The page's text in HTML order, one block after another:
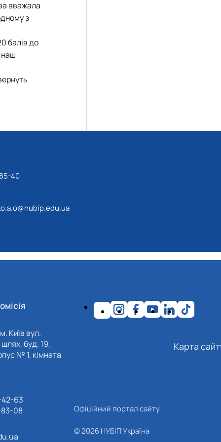
вважала
з
балів до
наш
40
Київ вул.
буд. 19,
№ 1, кімната
63
08
Карта
Офіційний портал сайту
© 2026 НУБІП Україна